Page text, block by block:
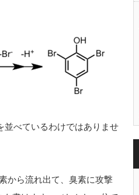
並べているわけではありませ
から流れ出て、臭素に攻撃